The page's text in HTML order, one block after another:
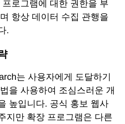
로그램에 대한 권한을 부
항상 데이터 수집 관행을
.
는 사용자에게 도달하기
을 사용하여 조심스러운 개
높입니다. 공식 홍보 웹사
지만 확장 프로그램은 다른